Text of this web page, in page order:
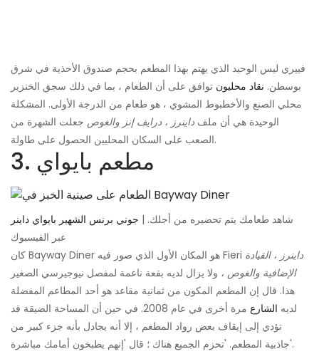
فييري ليس الوحيد الذي يهتم بهذا المطعم بحجم صندوق الأحذية في شرق
بوسطن. نقاد محليون توافق على أن الطعام ، بما في ذلك سجق الخنزير
محلي الصنع والأخطبوط المشوي ، هو طعام من الدرجة الأولى. المشكلة
الوحيدة هي أن ملف داينرز ، درايف إنز والغوص جعلت الشهرة من
الصعب على السكان المحليين الحصول على طاولة.
3. مطعم بايواي
شاهد طعامك يتم تحضيره من أجلك. | جوني برنس الشهير بايواي داينر
عبر الفيسبوك
كان Bayway Diner هو المكان الأول الذي صور فيه Fieri داينرز ، القيادة
الإضافية والغوص ، ولا يزال لديه بقعة ناعمة لمفصل نيوجيرسي الصغير
هذا. قال إن المطعم المكون من ثمانية مقاعد هو أحد المطاعم المفضلة
لديه الشارع
مرة أخرى في عام 2008. في حين أن المساحة الضيقة قد
تؤدي إلى إيقاف بعض رواد المطعم ، إلا أنه يجادل بأنه جزء كبير من
جاذبية المطعم. 'تحزم الجميع هناك ؛ قال 'إنهم يطبخون أمامك مباشرة'.